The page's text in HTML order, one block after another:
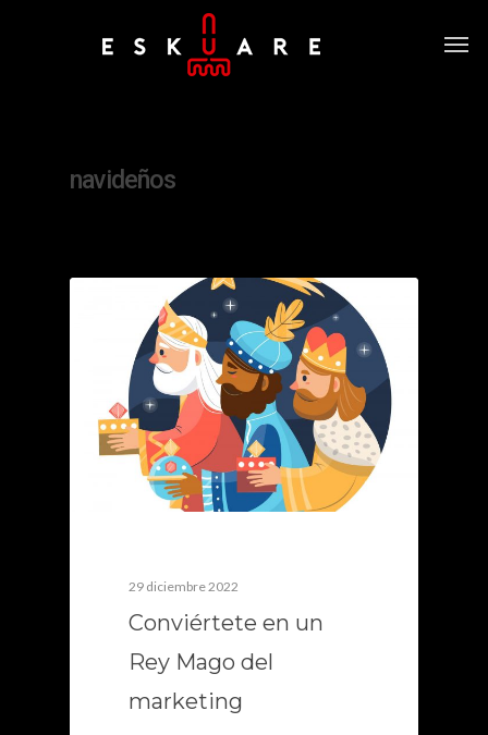
navideños
29 diciembre 2022
Conviértete en un
Rey Mago del
marketing